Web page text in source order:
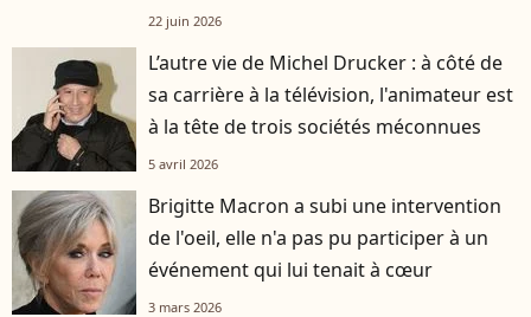
Paris
22 juin 2026
L’autre vie de Michel Drucker : à côté de
sa carrière à la télévision, l'animateur est
à la tête de trois sociétés méconnues
5 avril 2026
Brigitte Macron a subi une intervention
de l'oeil, elle n'a pas pu participer à un
événement qui lui tenait à cœur
3 mars 2026